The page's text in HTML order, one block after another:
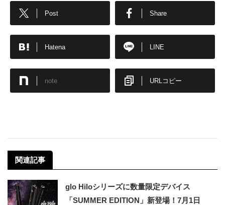
Post Share
Hatena LINE
note URLコピー
関連記事
glo Hiloシリーズに数量限定デバイス
「SUMMER EDITION」新登場！7月1日